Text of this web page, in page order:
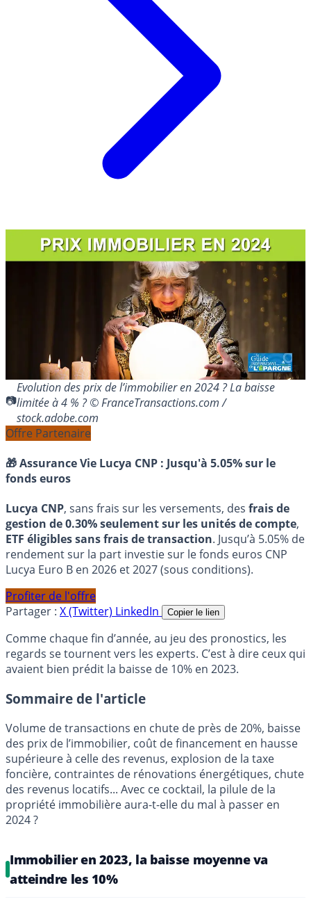
Evolution des prix de l’immobilier en 2024 ? La baisse
limitée à 4 % ? © FranceTransactions.com /
stock.adobe.com
Offre Partenaire
🎁 Assurance Vie Lucya CNP : Jusqu'à 5.05% sur le
fonds euros
Lucya CNP, sans frais sur les versements, des frais de
gestion de 0.30% seulement sur les unités de compte,
ETF éligibles sans frais de transaction. Jusqu’à 5.05% de
rendement sur la part investie sur le fonds euros CNP
Lucya Euro B en 2026 et 2027 (sous conditions).
Profiter de l'offre
Partager : X (Twitter) LinkedIn Copier le lien
Comme chaque fin d’année, au jeu des pronostics, les
regards se tournent vers les experts. C’est à dire ceux qui
avaient bien prédit la baisse de 10% en 2023.
Sommaire de l'article
Volume de transactions en chute de près de 20%, baisse
des prix de l’immobilier, coût de financement en hausse
supérieure à celle des revenus, explosion de la taxe
foncière, contraintes de rénovations énergétiques, chute
des revenus locatifs... Avec ce cocktail, la pilule de la
propriété immobilière aura-t-elle du mal à passer en
2024 ?
Immobilier en 2023, la baisse moyenne va
atteindre les 10%